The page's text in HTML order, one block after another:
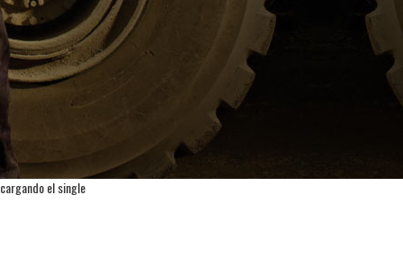
cargando el single